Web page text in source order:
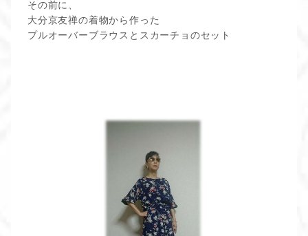
その前に、
大分京友禅の着物から作った
プルオーバーブラウスとスカーチョのセット